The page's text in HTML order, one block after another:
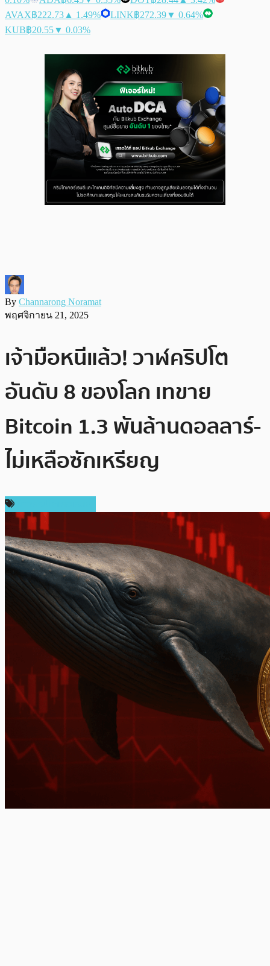
AVAX฿222.73 ▲ 1.49% LINK฿272.39▼ 0.64%
KUB฿20.55▼ 0.03%
By Channarong Noramat
พฤศจิกายน 21, 2025
เจ้ามือหนีแล้ว! วาฬคริปโต
อันดับ 8 ของโลก เทขาย
Bitcoin 1.3 พันล้านดอลลาร์-
ไม่เหลือซักเหรียญ